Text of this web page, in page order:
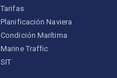
Tarifas
Planificación Naviera
Condición Marítima
Marine Traffic
SIT